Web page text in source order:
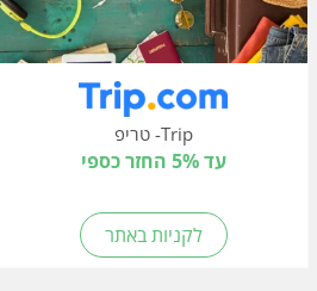
Trip- טריפ
עד 5% החזר כספי
לקניות באתר